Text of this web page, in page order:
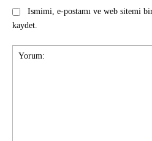
Ismimi, e-postamı ve web sitemi
kaydet.